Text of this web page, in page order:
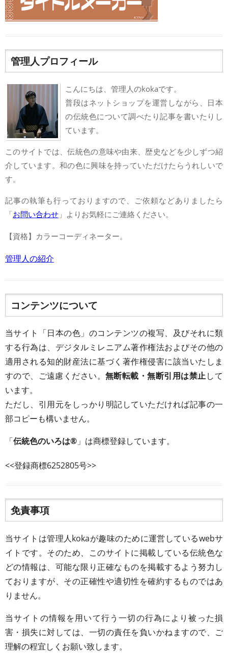
管理人プロフィール
こんにちは、管理人のkokaです。
普段はネットショップを運営しながら、日本
の伝統色について調べたり記事を書いたりし
ています。
このサイトでは、伝統色の意味や由来、歴史などを少しずつ紹
介しています。和の色に興味を持っていただけたらうれしいで
す。
記事の執筆も行っておりますので、ご依頼などありましたら
「お問い合わせ 」よりお気軽にご連絡ください。
【資格】カラーコーディネーター。
管理人の紹介
コンテンツについて
当サイト「日本の色」のコンテンツの複写、及びそれに類
する行為は、デジタルミレニアム著作権法およびその他の
適用される知的財産法に基づく著作権侵害に該当いたしま
すので、ご遠慮ください。 無断転載・無断引用は禁止して
います。
ただし、引用元をしっかり明記していただければ記事の一
部コピーも構いません。
「伝統色のいろは® 」は商標登録しています。
<<登録商標6252805号>>
免責事項
当サイトは管理人kokaが趣味のために運営しているwebサ
イトです。そのため、このサイトに掲載している伝統色な
どの情報は、可能な限り正確なものを掲載するよう努力し
ておりますが、その正確性や適切性を確約するものではあ
りません。
当サイトの情報を用いて行う一切の行為により被った損
害・損失に対しては、一切の責任を負いかねますので、ご
理解の程宜しくお願い致します。